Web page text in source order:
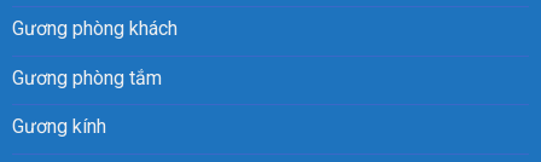
Gương phòng khách
Gương phòng tắm
Gương kính